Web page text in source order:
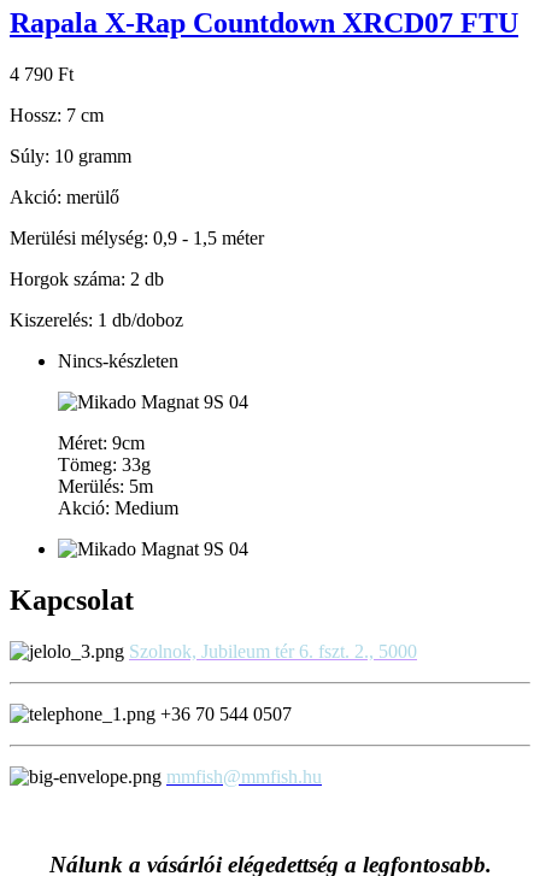
Rapala X-Rap Countdown XRCD07 FTU
4 790 Ft
Hossz: 7 cm
Súly: 10 gramm
Akció: merülő
Merülési mélység: 0,9 - 1,5 méter
Horgok száma: 2 db
Kiszerelés: 1 db/doboz
Nincs-készleten
Méret: 9cm
Tömeg: 33g
Merülés: 5m
Akció: Medium
Kapcsolat
Szolnok, Jubileum tér 6. fszt. 2., 5000
+36 70 544 0507
mmfish@mmfish.hu
Nálunk a vásárlói elégedettség a legfontosabb.